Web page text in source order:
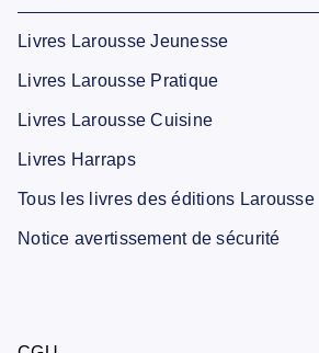
Livres Larousse Jeunesse
Livres Larousse Pratique
Livres Larousse Cuisine
Livres Harraps
Tous les livres des éditions Larousse
Notice avertissement de sécurité